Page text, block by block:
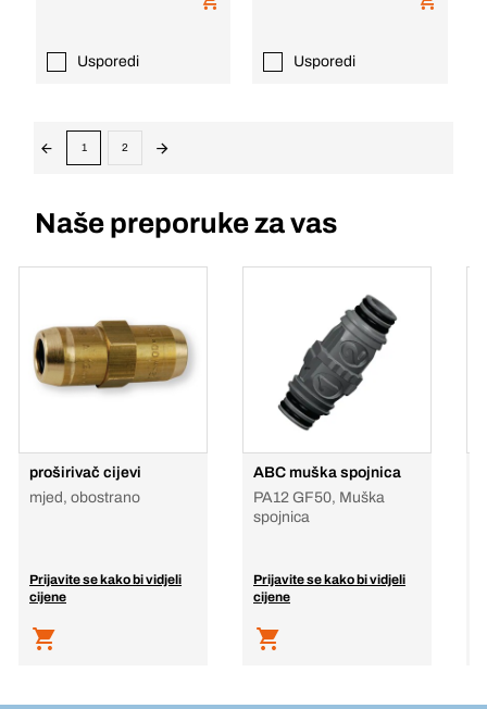
Usporedi Usporedi
1 2
Naše preporuke za vas
proširivač cijevi
mjed, obostrano
Prijavite se kako bi vidjeli
cijene
ABC muška spojnica
PA12 GF50, Muška
spojnica
Prijavite se kako bi vidjeli
cijene